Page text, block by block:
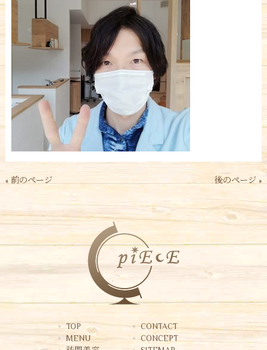
« 前のページ 後のページ »
TOP
CONTACT
MENU
CONCEPT